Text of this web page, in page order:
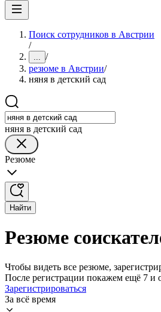
Поиск сотрудников в Австрии
/
... /
резюме в Австрии/
няня в детский сад
няня в детский сад
Резюме
Найти
Резюме
Чтобы видеть все резюме,
После регистрации покажем ещё 7 и
Зарегистрироваться
За всё время